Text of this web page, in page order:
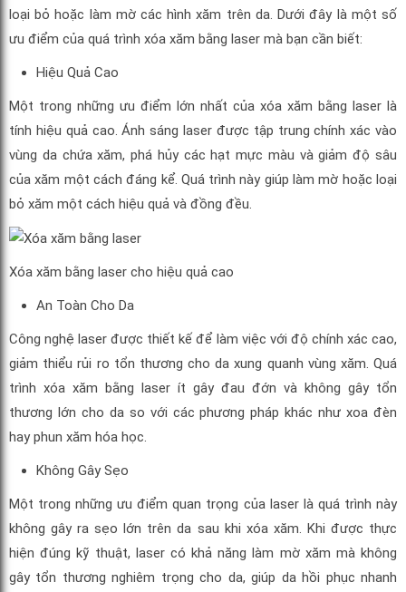
loại bỏ hoặc làm mờ các hình xăm trên da. Dưới đây là một số
ưu điểm của quá trình xóa xăm bằng laser mà bạn cần biết:
Hiệu Quả Cao
Một trong những ưu điểm lớn nhất của xóa xăm bằng laser là
tính hiệu quả cao. Ánh sáng laser được tập trung chính xác vào
vùng da chứa xăm, phá hủy các hạt mực màu và giảm độ sâu
của xăm một cách đáng kể. Quá trình này giúp làm mờ hoặc loại
bỏ xăm một cách hiệu quả và đồng đều.
Xóa xăm bằng laser cho hiệu quả cao
An Toàn Cho Da
Công nghệ laser được thiết kế để làm việc với độ chính xác cao,
giảm thiểu rủi ro tổn thương cho da xung quanh vùng xăm. Quá
trình xóa xăm bằng laser ít gây đau đớn và không gây tổn
thương lớn cho da so với các phương pháp khác như xoa đèn
hay phun xăm hóa học.
Không Gây Sẹo
Một trong những ưu điểm quan trọng của laser là quá trình này
không gây ra sẹo lớn trên da sau khi xóa xăm. Khi được thực
hiện đúng kỹ thuật, laser có khả năng làm mờ xăm mà không
gây tổn thương nghiêm trọng cho da, giúp da hồi phục nhanh